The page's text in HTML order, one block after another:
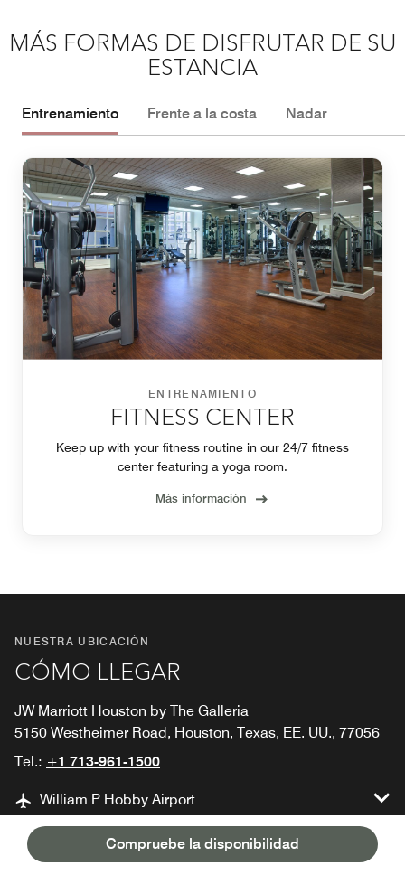
Compruebe la disponibilidad
MÁS FORMAS DE DISFRUTAR DE SU
ESTANCIA
Entrenamiento Frente a la costa Nadar
ENTRENAMIENTO
FITNESS CENTER
Keep up with your fitness routine in our 24/7 fitness
center featuring a yoga room.
Más información
NUESTRA UBICACIÓN
CÓMO LLEGAR
JW Marriott Houston by The Galleria
5150 Westheimer Road, Houston, Texas, EE. UU., 77056
Tel.: +1 713-961-1500
William P Hobby Airport
George Bush Intercontinental Airport